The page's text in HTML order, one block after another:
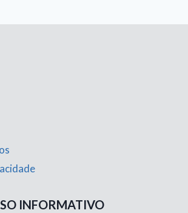
INFORMATIVO